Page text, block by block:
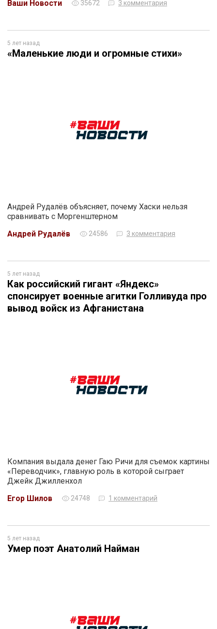
Ваши Новости 35672 3 комментария
5 лет назад
«Маленькие люди и огромные стихи»
Андрей Рудалёв объясняет, почему Хаски нельзя
сравнивать с Моргенштерном
Андрей Рудалёв
24586 3 комментария
5 лет назад
Как российский гигант «Яндекс»
спонсирует военные агитки Голливуда про
вывод войск из Афганистана
Компания выдала денег Гаю Ричи для съемок картины
«Переводчик», главную роль в которой сыграет
Джейк Джилленхол
Егор Шилов
24748 1 комментарий
5 лет назад
Умер поэт Анатолий Найман